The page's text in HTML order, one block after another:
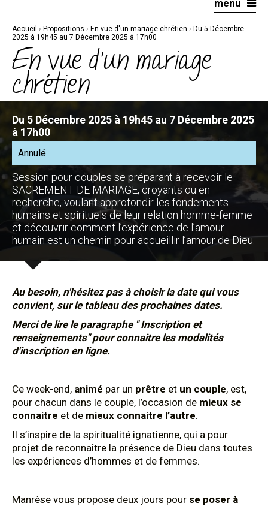
navigation
menu
Accueil › Propositions › En vue d'un mariage chrétien › Du 5 Décembre
2025 à 19h45 au 7 Décembre 2025 à 17h00
En vue d'un mariage
chrétien
Du 5 Décembre 2025 à 19h45 au 7 Décembre 2025
à 17h00
Annulé
Session pour couples se préparant à recevoir le
SACREMENT DE MARIAGE, croyants ou en
recherche, voulant approfondir les fondements
humains et spirituels de leur relation homme-femme
et découvrir comment l’expérience de l’amour
humain est un chemin pour accueillir l’amour de Dieu.
Au besoin, n'hésitez pas à choisir la date qui vous
convient, sur le tableau des prochaines dates.
Merci de lire le paragraphe " Inscription et
renseignements" pour connaitre les modalités
d'inscription en ligne.
Ce week-end, animé par un prêtre et un couple, est,
pour chacun dans le couple, l’occasion de mieux se
connaitre et de mieux connaitre l’autre.
Il s’inspire de la spiritualité ignatienne, qui a pour
projet de reconnaître la présence de Dieu dans toutes
les expériences d’hommes et de femmes.
Manrèse vous propose deux jours pour se poser à